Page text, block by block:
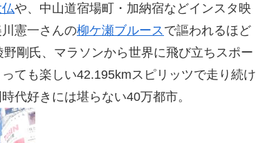
や、中山道宿場町・加納宿などインスタ映
憲一さんの柳ケ瀬ブルース で謳われるほど
剛氏、マラソンから世界に飛び立ちスポー
ても楽しい42.195kmスピリッツで走り続け
代好きには堪らない40万都市。